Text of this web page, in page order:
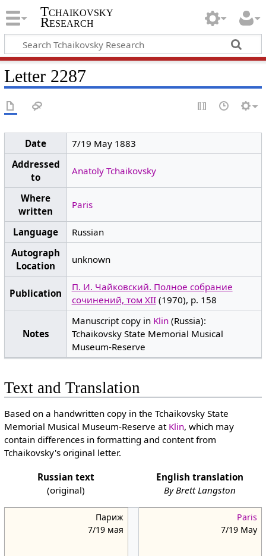
Tchaikovsky
Research
Letter 2287
Date
7/19 May 1883
Addressed
to
Anatoly Tchaikovsky
Where
written
Paris
Language
Russian
Autograph
Location
unknown
Publication
П. И. Чайковский. Полное собрание
сочинений, том XII(1970), p. 158
Notes
Manuscript copy in Klin(Russia):
Tchaikovsky State Memorial Musical
Museum-Reserve
Text and Translation
Based on a handwritten copy in the Tchaikovsky State
Memorial Musical Museum-Reserve at Klin, which may
contain differences in formatting and content from
Tchaikovsky's original letter.
Russian text
(original)
English translation
By Brett Langston
Париж
7/19 мая
Paris
7/19 May